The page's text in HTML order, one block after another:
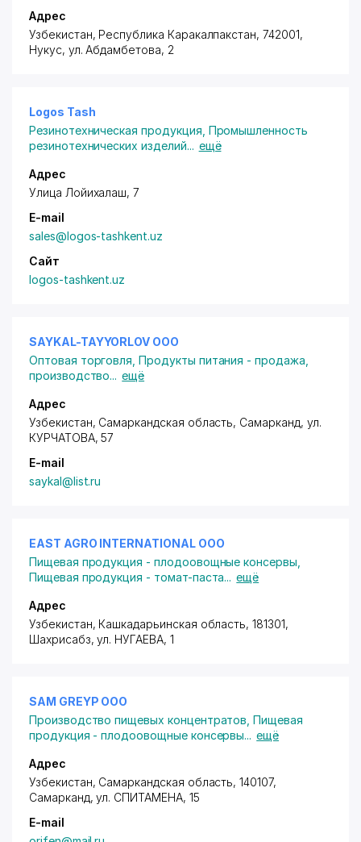
Адрес
Узбекистан, Республика Каракалпакстан, 742001,
Нукус, ул. Абдамбетова, 2
Logos Tash
Резинотехническая продукция Промышленность
резинотехнических изделий... ещё
Адрес
Улица Лойихалаш, 7
E-mail
sales@logos-tashkent.uz
Сайт
logos-tashkent.uz
SAYKAL-TAYYORLOV ООО
Оптовая торговля ,Продукты питания - продажа,
производство... ещё
Адрес
Узбекистан, Самаркандская область, Самарканд, ул.
КУРЧАТОВА, 57
E-mail
saykal@list.ru
EAST AGRO INTERNATIONAL ООО
Пищевая продукция - плодоовощные консервы
Пищевая продукция - томат-паста... ещё
Адрес
Узбекистан, Кашкадарьинская область, 181301,
Шахрисабз,ул. НУГАЕВА, 1
SAM GREYP ООО
Производство пищевых концентратов ,Пищевая
продукция - плодоовощные консервы... ещё
Адрес
Узбекистан, Самаркандская область, 140107,
Самарканд,ул. СПИТАМЕНА, 15
E-mail